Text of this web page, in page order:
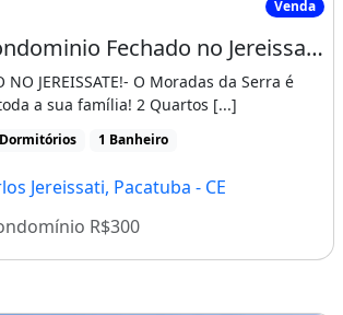
Venda
Casas em Condominio Fechado no Jereissate 3, Entrada Facilitada em Ate 60X, Aproveite!
NO JEREISSATE!- O Moradas da Serra é
a sua família! 2 Quartos [...]
1 Banheiro
Jereissati, Pacatuba - CE
R$300